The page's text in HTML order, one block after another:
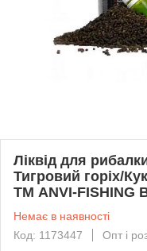
Ліквід для
Тигровий горіх/
ТМ ANVI-FISHING
Немає в наявності
Код: 1173447
Опт і